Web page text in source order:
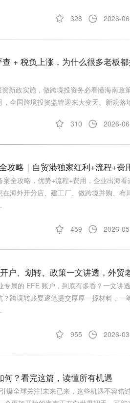
328 2026-
+ 税负上涨，为什么很多老板
新政实施，做跨境投资务必看懂海南政
全国跨境投资监管迎来大变天。新规落
310
2026-
攻略｜自贸港独家红利+流程+费
全攻略，优势+流程+费用，企业出海
海外开分店、建工厂、做跨境并购、布
459 2026-
户、划转、政策一文讲透，外贸
属的 EFE 账户，到底有多香？一文讲
跨境转账要逐笔提交厚厚一摞材料，一
955 2026-
？看完这篇，读懂所有机遇
爆全球关注!未来已来，这些机遇不容错